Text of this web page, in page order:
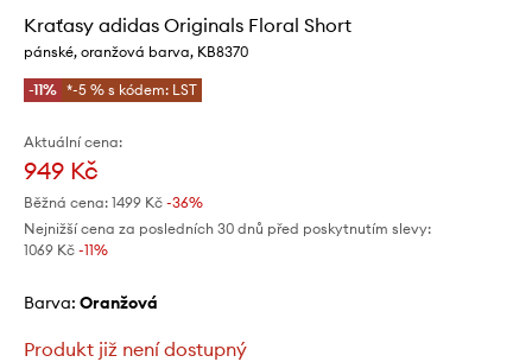
Kraťasy adidas Originals Floral Short
pánské, oranžová barva, KB8370
-11% *-5 % s kódem: LST
Aktuální cena:
949 Kč
Běžná cena: 1499 Kč -36%
Nejnižší cena za posledních 30 dnů před poskytnutím slevy:
1069 Kč -11%
Barva: oranžová
Produkt již není dostupný